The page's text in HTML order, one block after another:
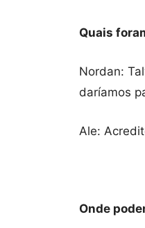
Quais
Nordan:
daríamos
Ale:
Onde